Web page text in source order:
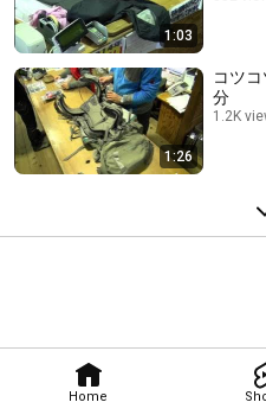
Home
1:03
1:26
コツ
分
1.2K